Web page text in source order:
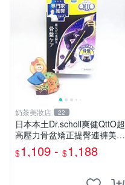
奶茶美妝店 22
日本本土Dr.scholl爽健QttO超
高壓力骨盆矯正提臀連褲美腿
襪『奶茶美妝店』
$1,109 - $1,188